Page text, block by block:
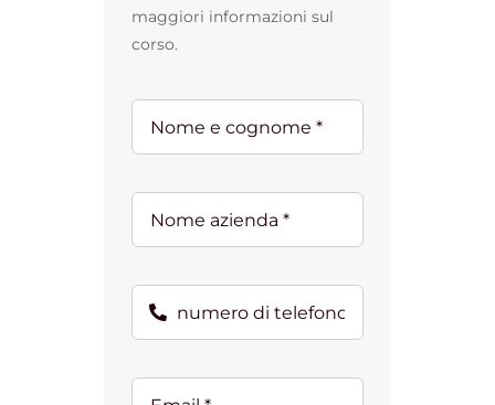
maggiori informazioni sul
corso.